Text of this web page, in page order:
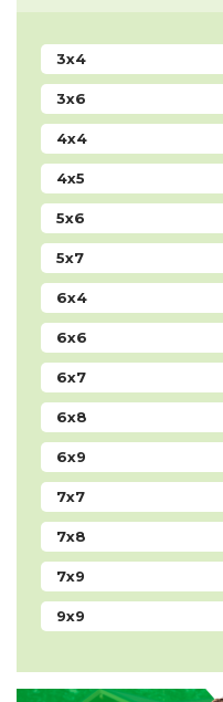
3х4
3х6
4х4
4х5
5x6
5x7
6x4
6x6
6x7
6x8
6x9
7x7
7x8
7x9
9x9